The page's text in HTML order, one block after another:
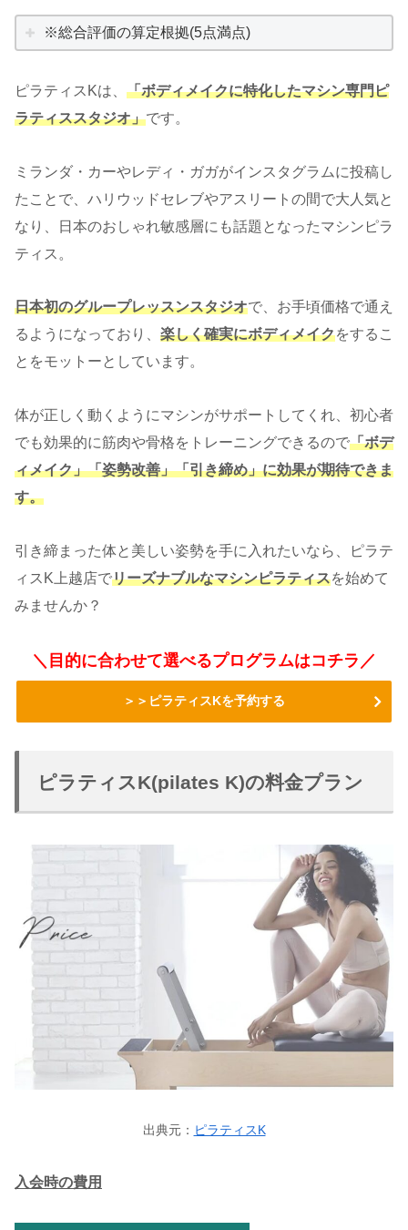
※総合評価の算定根拠(5点満点)
ピラティスKは、 「ボディメイクに特化したマシン専門ピ
ラティススタジオ」です。
ミランダ・カーやレディ・ガガがインスタグラムに投稿し
たことで、ハリウッドセレブやアスリートの間で大人気と
なり、日本のおしゃれ敏感層にも話題となったマシンピラ
ティス。
日本初のグループレッスンスタジオで、お手頃価格で通え
るようになっており、 楽しく確実にボディメイクをするこ
とをモットーとしています。
体が正しく動くようにマシンがサポートしてくれ、初心者
でも効果的に筋肉や骨格をトレーニングできるので「ボデ
ィメイク」「姿勢改善」「引き締め」に効果が期待できま
す。
引き締まった体と美しい姿勢を手に入れたいなら、ピラテ
ィスK上越店でリーズナブルなマシンピラティスを始めて
みませんか？
＼目的に合わせて選べるプログラムはコチラ／
＞＞ピラティスKを予約する
ピラティスK(pilates K)の料金プラン
出典元： ピラティスK
入会時の費用